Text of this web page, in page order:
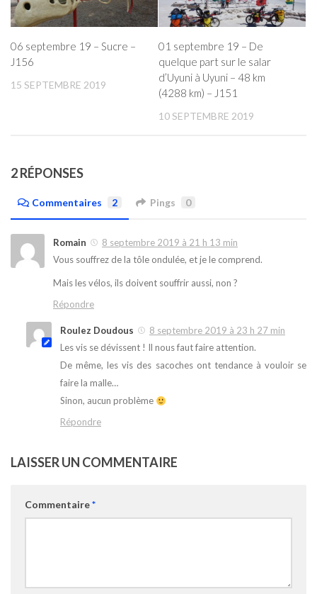
06 septembre 19 – Sucre –
J156
15 SEPTEMBRE 2019
01 septembre 19 – De
quelque part sur le salar
d’Uyuni à Uyuni – 48 km
(4288 km) – J151
10 SEPTEMBRE 2019
2 RÉPONSES
Commentaires 2 Pings 0
Romain
8 septembre 2019 à 21 h 13 min
Vous souffrez de la tôle ondulée, et je le comprend.
Mais les vélos, ils doivent souffrir aussi, non ?
Répondre
Roulez Doudous
8 septembre 2019 à 23 h 27 min
Les vis se dévissent ! Il nous faut faire attention.
De même, les vis des sacoches ont tendance à vouloir se
faire la malle…
Sinon, aucun problème
Répondre
LAISSER UN COMMENTAIRE
Commentaire*